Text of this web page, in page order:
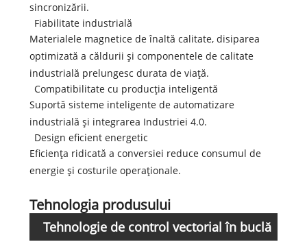
sincronizării.
Fiabilitate industrială
Materialele magnetice de înaltă calitate, disiparea
optimizată a căldurii și componentele de calitate
industrială prelungesc durata de viață.
Compatibilitate cu producția inteligentă
Suportă sisteme inteligente de automatizare
industrială și integrarea Industriei 4.0.
Design eficient energetic
Eficiența ridicată a conversiei reduce consumul de
energie și costurile operaționale.
Tehnologia produsului
Tehnologie de control vectorial în buclă